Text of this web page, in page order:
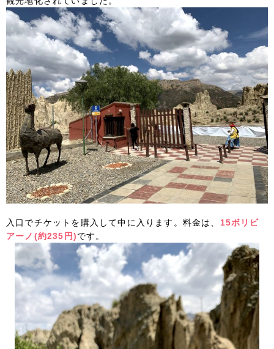
入口でチケットを購入して中に入ります。料金は、 15ボリビ
アーノ(約235円)です。